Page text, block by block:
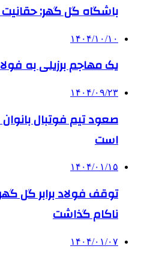
باشگاه گل گهر:
۱۴۰۴/۱۰/۱۰
یک مهاجم برزیلی به
۱۴۰۴/۰۹/۲۳
صعود تیم فوتبال
است
۱۴۰۴/۰۱/۱۵
توقف فولاد برابر گل
ناکام گذاشت
۱۴۰۴/۰۱/۰۷